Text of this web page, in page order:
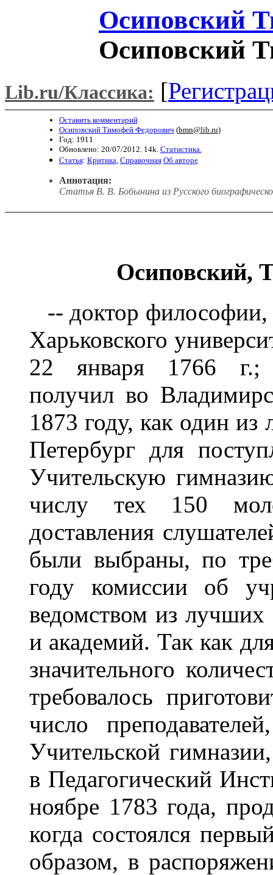
Осиповский
Осиповский
Lib.ru/Классика: [
Оставить комментарий
Осиповский Тимофей Федорович (bmn@lib.ru)
Год: 1911
Обновлено: 20/07/2012. 14k. Статистика.
Статья: Критика Справочная Об авторе
Аннотация:
Статья В. В. Бобынина из Русского
Осиповский,
-- доктор философии,
Харьковского
22 января 1766 г.;
получил во
1873 году, как один
Петербург для
Учительскую
числу тех 150
доставления
были выбраны, по
году комиссии об
ведомством из
и академий. Так как
значительного
требовалось
число
Учительской
в Педагогический
ноябре 1783 года,
когда состоялся
образом, в